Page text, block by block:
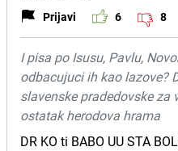
Prijavi 6 8
I pisa po Isusu, Pavlu,
odbacujuci ih kao lazove?
slavenske pradedovske za
ostatak herodova hrama
DR KO ti BABO UU STA